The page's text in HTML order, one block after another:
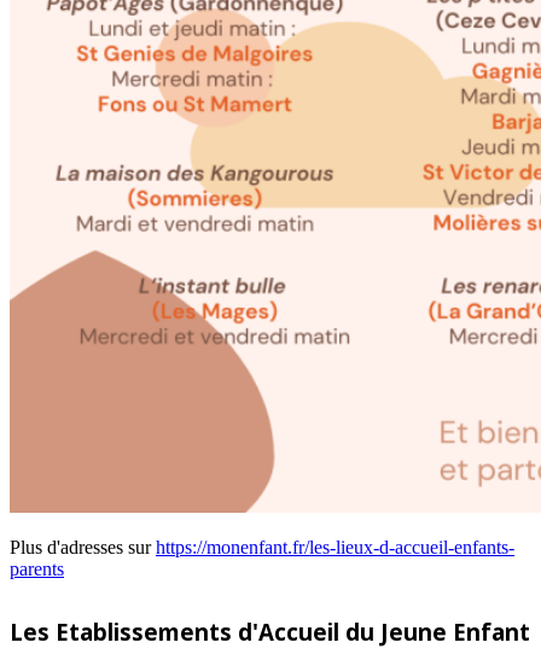
Plus d'adresses surhttps://monenfant.fr/les-lieux-d-accueil-enfants-
parents
Les Etablissements d'Accueil du Jeune Enfant